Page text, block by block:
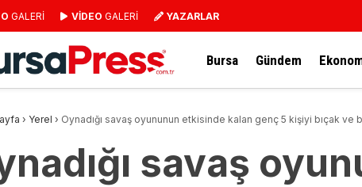
GALERİ VİDEO GALERİ YAZARLAR
Bursa Gündem
› Yerel › Oynadığı savaş oyununun etkisinde kalan genç 5 kişiyi bıçak ve
savaş